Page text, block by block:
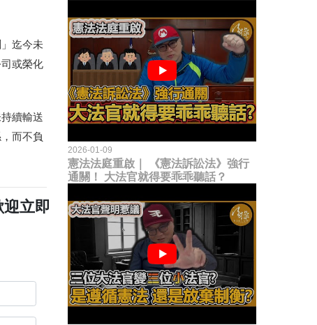
迄今未
或榮化
續輸送
而不負
立即
2026-01-09
憲法法庭重啟｜ 《憲法訴訟法》強行
通關！ 大法官就得要乖乖聽話？